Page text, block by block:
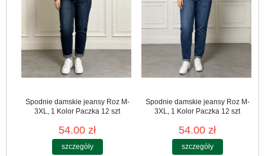
Spodnie damskie jeansy Roz M-
3XL, 1 Kolor Paczka 12 szt
54.00 zł
szczegóły
Spodnie damskie jeansy Roz M-
3XL, 1 Kolor Paczka 12 szt
54.00 zł
szczegóły